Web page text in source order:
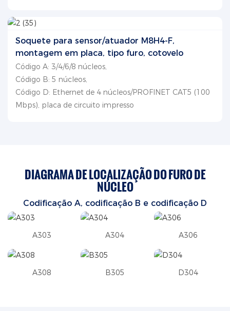
Soquete para sensor/atuador M8H4-F,
montagem em placa, tipo furo, cotovelo
Código A: 3/4/6/8 núcleos,
Código B: 5 núcleos,
Código D: Ethernet de 4 núcleos/PROFINET CAT5 (100
Mbps), placa de circuito impresso
DIAGRAMA DE LOCALIZAÇÃO DO FURO DE
NÚCLEO
Codificação A, codificação B e codificação D
A303 A304 A306
A308 B305 D304